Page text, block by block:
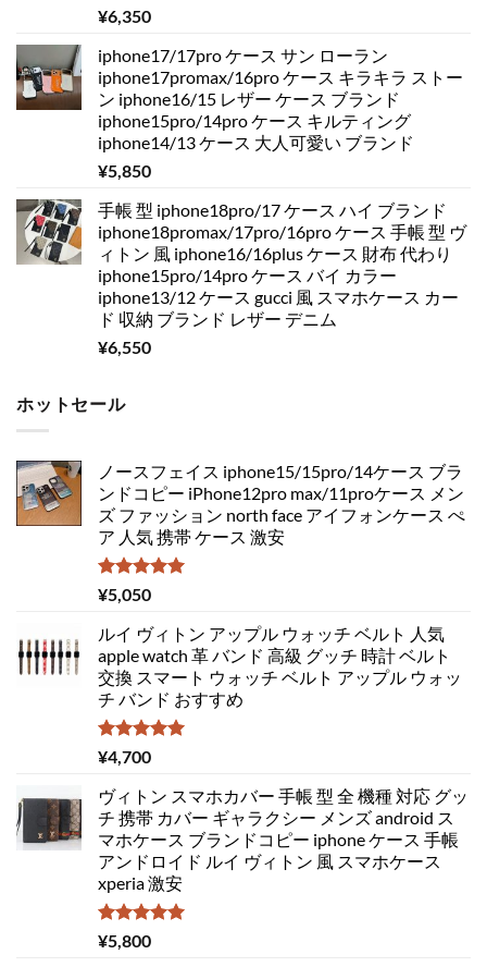
¥6,350
iphone17/17pro ケース サン ローラン
iphone17promax/16pro ケース キラキラ ストー
ン iphone16/15 レザー ケース ブランド
iphone15pro/14pro ケース キルティング
iphone14/13 ケース 大人可愛い ブランド
¥5,850
手帳 型 iphone18pro/17 ケース ハイ ブランド
iphone18promax/17pro/16pro ケース 手帳 型 ヴ
ィトン 風 iphone16/16plus ケース 財布 代わり
iphone15pro/14pro ケース バイ カラー
iphone13/12 ケース gucci 風 スマホケース カー
ド 収納 ブランド レザー デニム
¥6,550
ホットセール
ノースフェイス iphone15/15pro/14ケース ブラ
ンドコピー iPhone12pro max/11proケース メン
ズ ファッション north face アイフォンケース ぺ
ア 人気 携帯 ケース 激安
5段階中
5.00
¥5,050
ルイ ヴィトン アップル ウォッチ ベルト 人気
apple watch 革 バンド 高級 グッチ 時計 ベルト
交換 スマート ウォッチ ベルト アップル ウォッ
チ バンド おすすめ
5段階中
5.00
¥4,700
ヴィトン スマホカバー 手帳 型 全 機種 対応 グッ
チ 携帯 カバー ギャラクシー メンズ android ス
マホケース ブランドコピー iphone ケース 手帳
アンドロイド ルイ ヴィトン 風 スマホケース
xperia 激安
5段階中
5.00
¥5,800